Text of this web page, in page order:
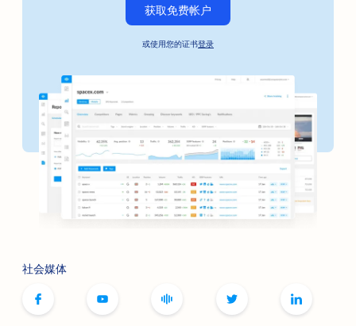
获取免费帐户
或使用您的证书登录
社会媒体